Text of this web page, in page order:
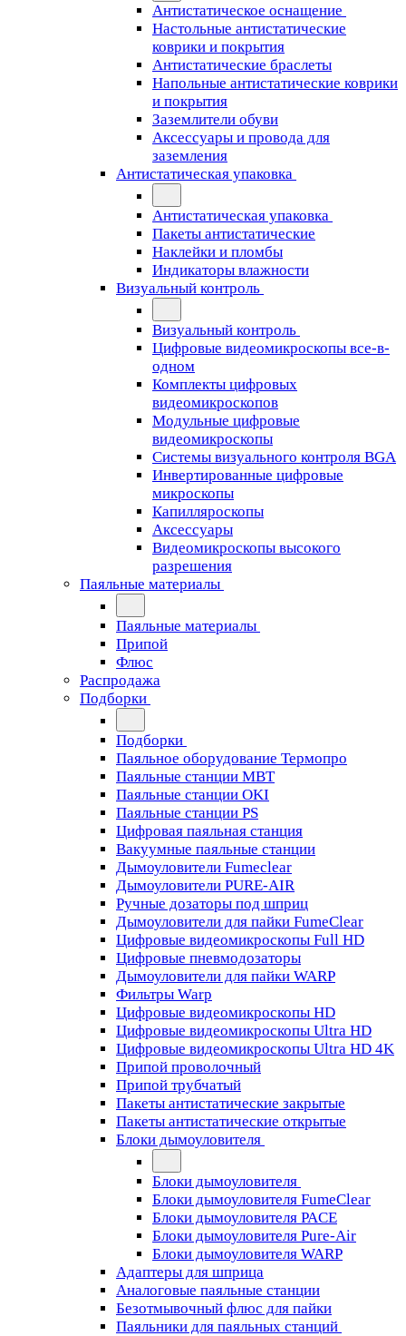
Антистатическое оснащение
Настольные антистатические
коврики и покрытия
Антистатические браслеты
Напольные антистатические коврики
и покрытия
Заземлители обуви
Аксессуары и провода для
заземления
Антистатическая упаковка
Антистатическая упаковка
Пакеты антистатические
Наклейки и пломбы
Индикаторы влажности
Визуальный контроль
Визуальный контроль
Цифровые видеомикроскопы все-в-
одном
Комплекты цифровых
видеомикроскопов
Модульные цифровые
видеомикроскопы
Cистемы визуального контроля BGA
Инвертированные цифровые
микроскопы
Капилляроскопы
Аксессуары
Видеомикроскопы высокого
разрешения
Паяльные материалы
Паяльные материалы
Припой
Флюс
Распродажа
Подборки
Подборки
Паяльное оборудование Термопро
Паяльные станции MBT
Паяльные станции OKI
Паяльные станции PS
Цифровая паяльная станция
Вакуумные паяльные станции
Дымоуловители Fumeclear
Дымоуловители PURE-AIR
Ручные дозаторы под шприц
Дымоуловители для пайки FumeClear
Цифровые видеомикроскопы Full HD
Цифровые пневмодозаторы
Дымоуловители для пайки WARP
Фильтры Warp
Цифровые видеомикроскопы HD
Цифровые видеомикроскопы Ultra HD
Цифровые видеомикроскопы Ultra HD 4K
Припой проволочный
Припой трубчатый
Пакеты антистатические закрытые
Пакеты антистатические открытые
Блоки дымоуловителя
Блоки дымоуловителя
Блоки дымоуловителя FumeClear
Блоки дымоуловителя PACE
Блоки дымоуловителя Pure-Air
Блоки дымоуловителя WARP
Адаптеры для шприца
Аналоговые паяльные станции
Безотмывочный флюс для пайки
Паяльники для паяльных станций